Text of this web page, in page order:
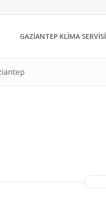
GAZİANTEP KLİMA SERVİSİ